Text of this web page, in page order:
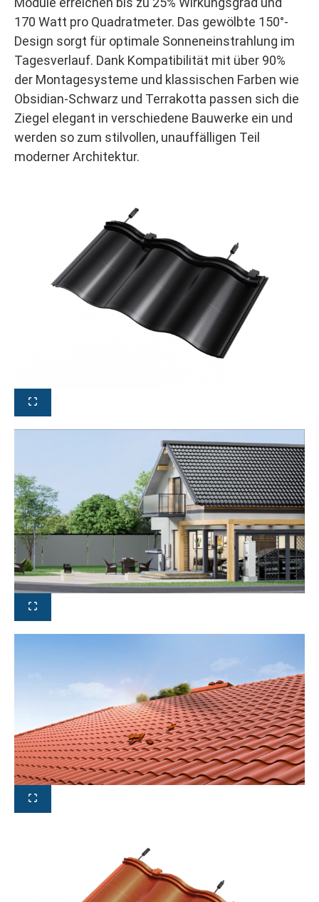
170 Watt pro Quadratmeter. Das gewölbte 150°-
Design sorgt für optimale Sonneneinstrahlung im
Tagesverlauf. Dank Kompatibilität mit über 90%
der Montagesysteme und klassischen Farben wie
Obsidian-Schwarz und Terrakotta passen sich die
Ziegel elegant in verschiedene Bauwerke ein und
werden so zum stilvollen, unauffälligen Teil
moderner Architektur.